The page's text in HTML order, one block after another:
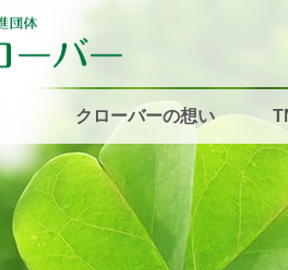
クローバーの想い